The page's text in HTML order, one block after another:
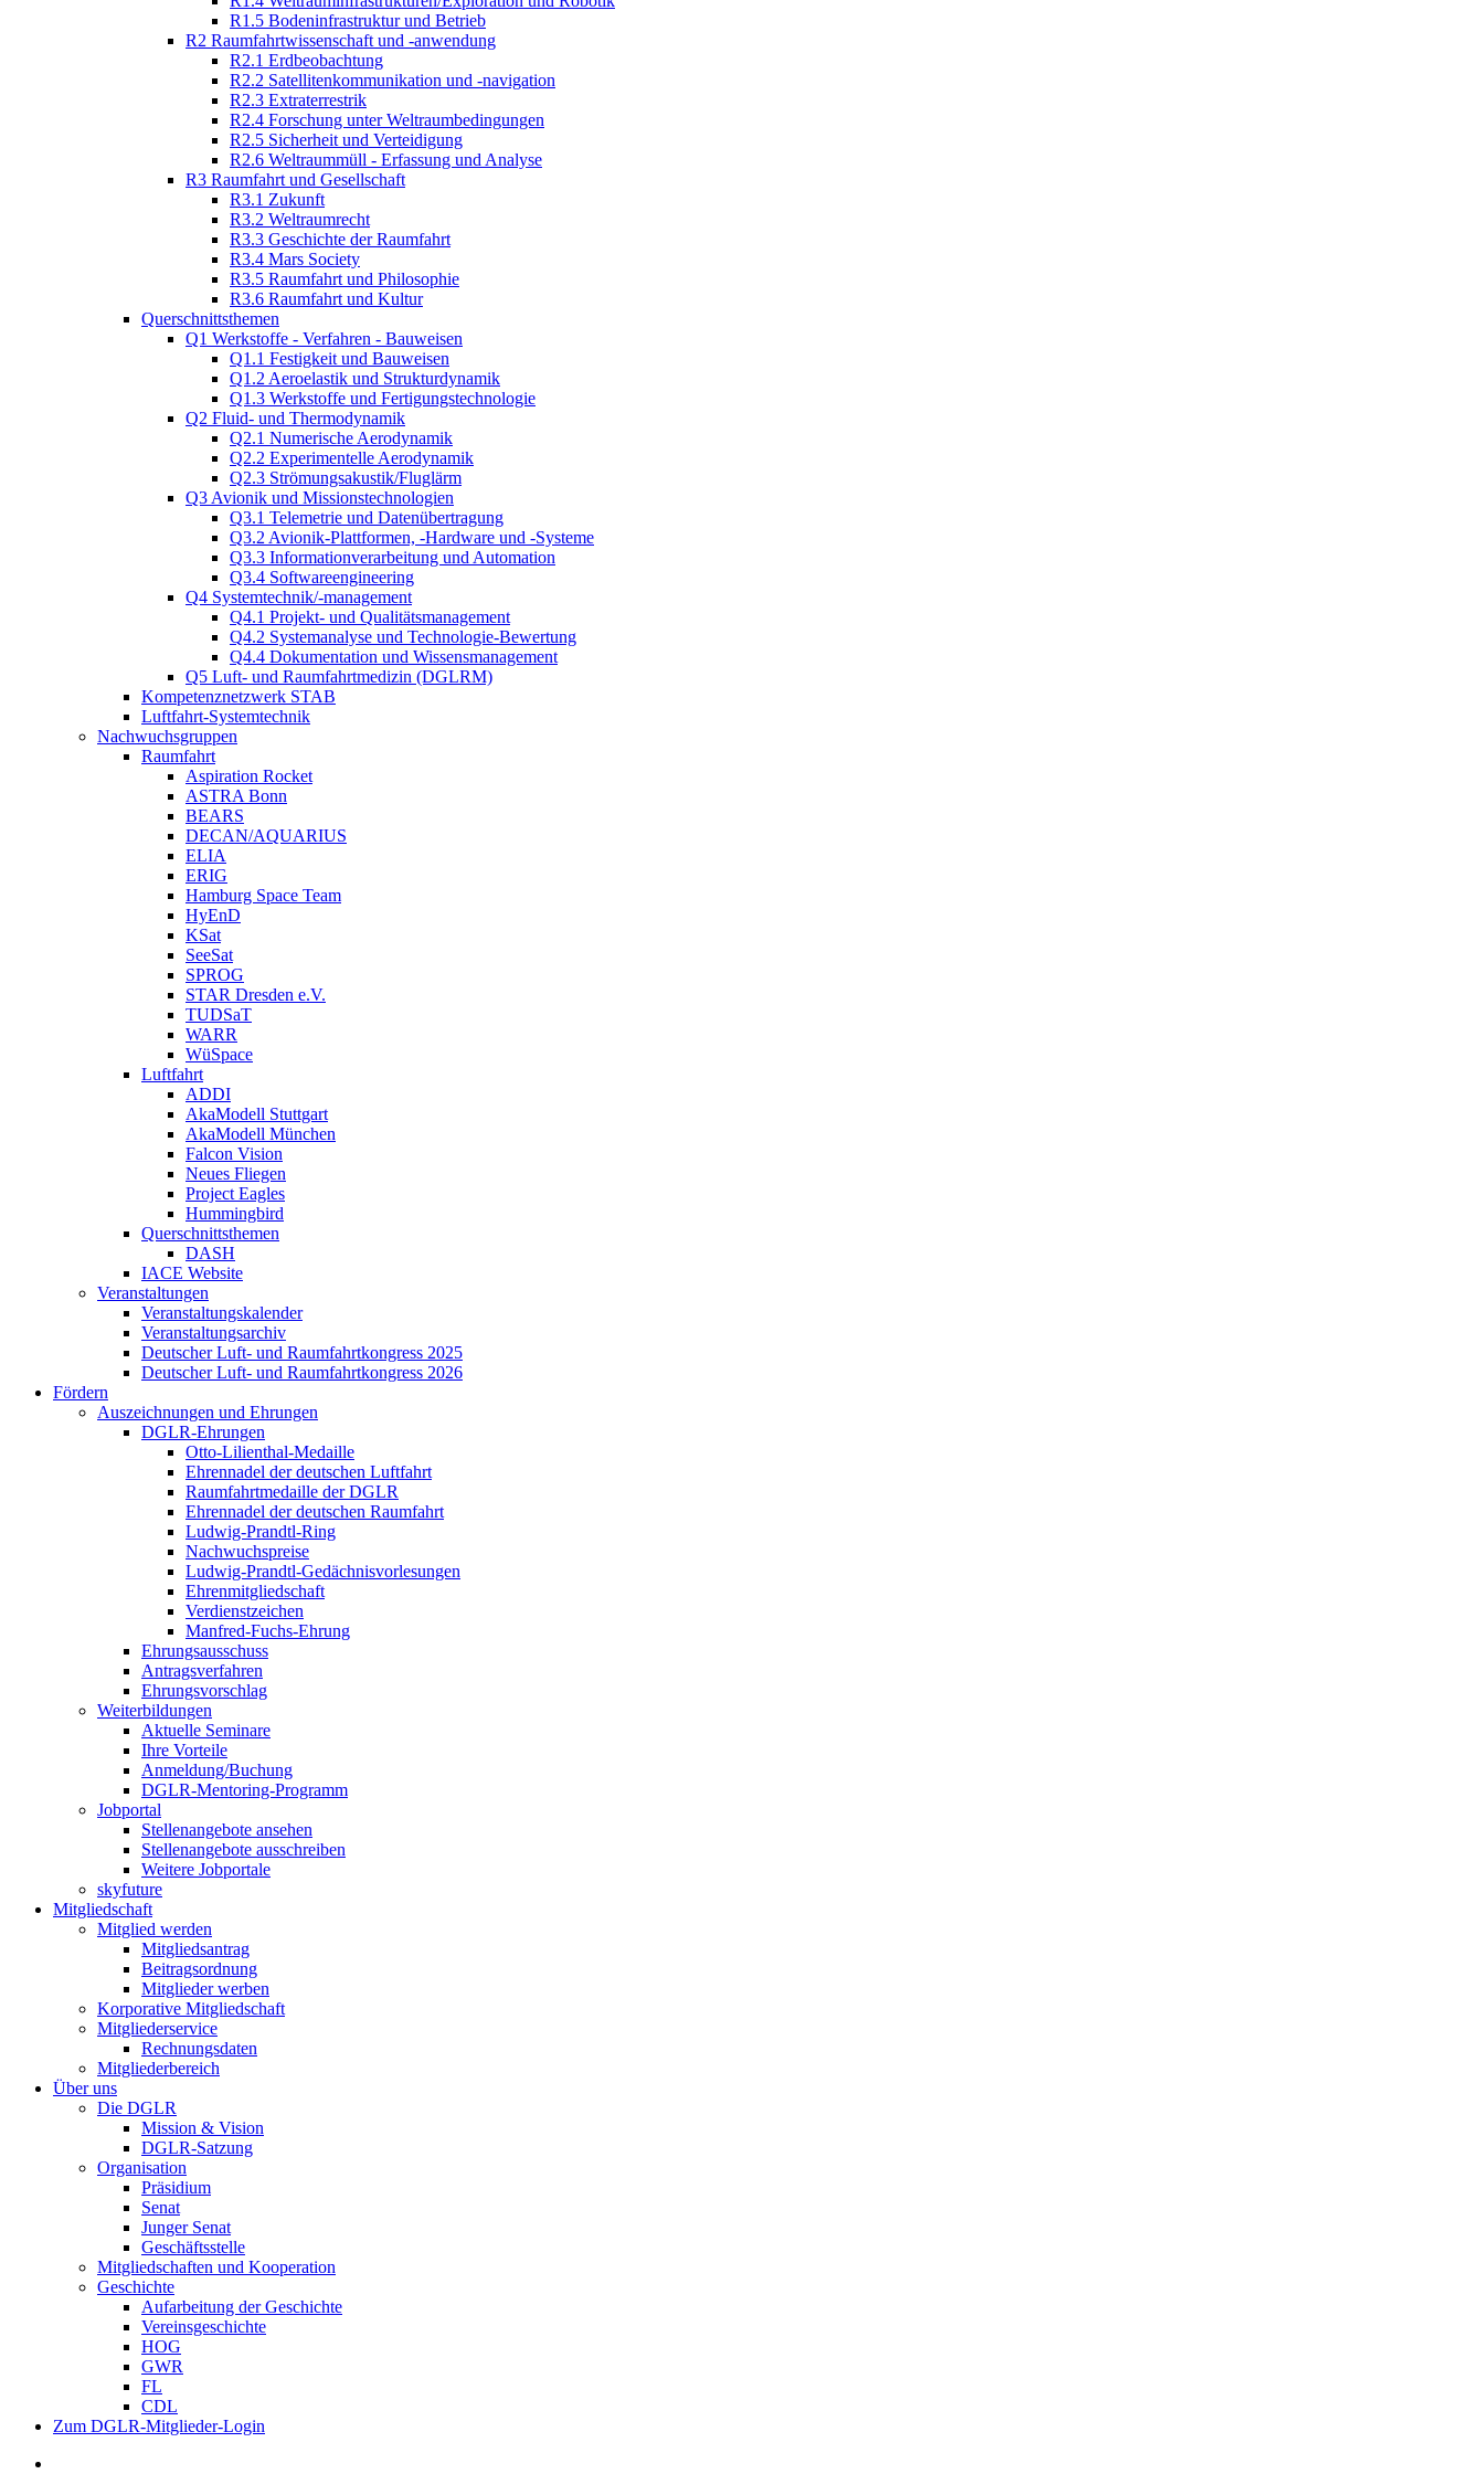
R1.5 Bodeninfrastruktur und Betrieb
R2 Raumfahrtwissenschaft und -anwendung
R2.1 Erdbeobachtung
R2.2 Satellitenkommunikation und -navigation
R2.3 Extraterrestrik
R2.4 Forschung unter Weltraumbedingungen
R2.5 Sicherheit und Verteidigung
R2.6 Weltraummüll - Erfassung und Analyse
R3 Raumfahrt und Gesellschaft
R3.1 Zukunft
R3.2 Weltraumrecht
R3.3 Geschichte der Raumfahrt
R3.4 Mars Society
R3.5 Raumfahrt und Philosophie
R3.6 Raumfahrt und Kultur
Querschnittsthemen
Q1 Werkstoffe - Verfahren - Bauweisen
Q1.1 Festigkeit und Bauweisen
Q1.2 Aeroelastik und Strukturdynamik
Q1.3 Werkstoffe und Fertigungstechnologie
Q2 Fluid- und Thermodynamik
Q2.1 Numerische Aerodynamik
Q2.2 Experimentelle Aerodynamik
Q2.3 Strömungsakustik/Fluglärm
Q3 Avionik und Missionstechnologien
Q3.1 Telemetrie und Datenübertragung
Q3.2 Avionik-Plattformen, -Hardware und -Systeme
Q3.3 Informationverarbeitung und Automation
Q3.4 Softwareengineering
Q4 Systemtechnik/-management
Q4.1 Projekt- und Qualitätsmanagement
Q4.2 Systemanalyse und Technologie-Bewertung
Q4.4 Dokumentation und Wissensmanagement
Q5 Luft- und Raumfahrtmedizin (DGLRM)
Kompetenznetzwerk STAB
Luftfahrt-Systemtechnik
Nachwuchsgruppen
Raumfahrt
Aspiration Rocket
ASTRA Bonn
BEARS
DECAN/AQUARIUS
ELIA
ERIG
Hamburg Space Team
HyEnD
KSat
SeeSat
SPROG
STAR Dresden e.V.
TUDSaT
WARR
WüSpace
Luftfahrt
ADDI
AkaModell Stuttgart
AkaModell München
Falcon Vision
Neues Fliegen
Project Eagles
Hummingbird
Querschnittsthemen
DASH
IACE Website
Veranstaltungen
Veranstaltungskalender
Veranstaltungsarchiv
Deutscher Luft- und Raumfahrtkongress 2025
Deutscher Luft- und Raumfahrtkongress 2026
Fördern
Auszeichnungen und Ehrungen
DGLR-Ehrungen
Otto-Lilienthal-Medaille
Ehrennadel der deutschen Luftfahrt
Raumfahrtmedaille der DGLR
Ehrennadel der deutschen Raumfahrt
Ludwig-Prandtl-Ring
Nachwuchspreise
Ludwig-Prandtl-Gedächnisvorlesungen
Ehrenmitgliedschaft
Verdienstzeichen
Manfred-Fuchs-Ehrung
Ehrungsausschuss
Antragsverfahren
Ehrungsvorschlag
Weiterbildungen
Aktuelle Seminare
Ihre Vorteile
Anmeldung/Buchung
DGLR-Mentoring-Programm
Jobportal
Stellenangebote ansehen
Stellenangebote ausschreiben
Weitere Jobportale
skyfuture
Mitgliedschaft
Mitglied werden
Mitgliedsantrag
Beitragsordnung
Mitglieder werben
Korporative Mitgliedschaft
Mitgliederservice
Rechnungsdaten
Mitgliederbereich
Über uns
Die DGLR
Mission & Vision
DGLR-Satzung
Organisation
Präsidium
Senat
Junger Senat
Geschäftsstelle
Mitgliedschaften und Kooperation
Geschichte
Aufarbeitung der Geschichte
Vereinsgeschichte
HOG
GWR
FL
CDL
Zum DGLR-Mitglieder-Login